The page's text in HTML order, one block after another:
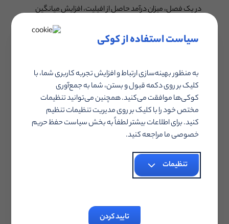
در یک فصل، میزان درآمد حاصل از افیلیت، افزایش میانگین
سفارش‌ها و غیره. برای پیدا کردن معیارهای مناسب، درباره
KPIهای همکاری در فروش بیشتر مطالعه کنید.
دهید. هرچه برنامه افیلیت طولانی‌تر فعال باشد، داده‌های
بیشتری برای تحلیل و گزارش خواهید داشت. مثلا مقایسه
ارزش‌های تولید شده امسال در یک بازه زمانی مشخص، با
سال گذشته در همان بازه زمانی. و حتی اگر در این مقایسه
شاهد کاهش درآمد بودید، آماده باشید که توضیح مناسبی
برای آن ارائه دهید.
۳. به اشتراک گذاشتن
سیاست استفاده از کوکی
به منظور بهینه‌سازی ارتباط و افزایش تجربه کاربری شما، با
کلیک بر روی دکمه قبول و بستن، شما به جمع‌آوری
کوکی‌ها موافقت می‌کنید. همچنین می‌توانید تنظیمات
مختص خود را با کلیک بر روی مدیریت تنظیمات تنظیم
کنید. برای اطلاعات بیشتر لطفاً به بخش سیاست حفظ حریم
خصوصی ما مراجعه کنید.
تنظیمات
تایید کردن